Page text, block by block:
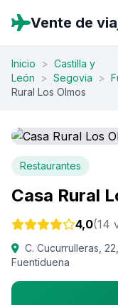
Vente de
Inicio > Castilla y
León
> Segovia >
Rural Los Olmos
Restaurantes
Casa Rural
4,0(14
C. Cucurrulleras,
Fuentiduena